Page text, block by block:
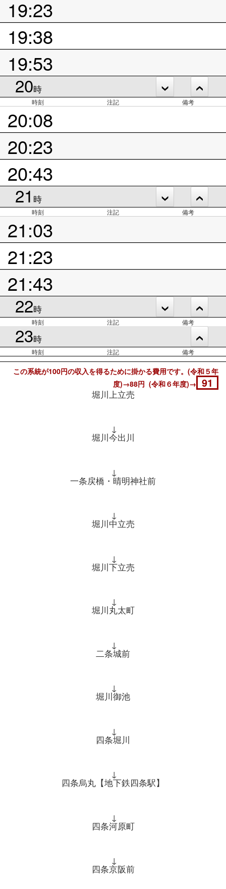
19:23
19:38
19:53
20時
時刻 注記 備考
20:08
20:23
20:43
21 時
時刻 注記 備考
21:03
21:23
21:43
22時
時刻 注記 備考
23時
時刻 注記 備考
この系統が100円の収入を得るために掛かる費用です。(令和５年
度)→88円 (令和６年度)→ 91
堀川上立売
↓
堀川今出川
↓
一条戻橋・晴明神社前
↓
堀川中立売
↓
堀川下立売
↓
堀川丸太町
↓
二条城前
↓
堀川御池
↓
四条堀川
↓
四条烏丸【地下鉄四条駅】
↓
四条河原町
↓
四条京阪前